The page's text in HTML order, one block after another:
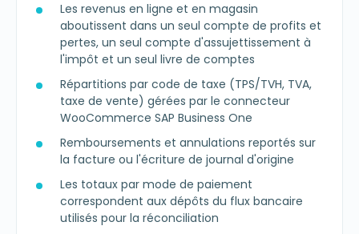
Les revenus en ligne et en magasin
aboutissent dans un seul compte de profits et
pertes, un seul compte d'assujettissement à
l'impôt et un seul livre de comptes
Répartitions par code de taxe (TPS/TVH, TVA,
taxe de vente) gérées par le connecteur
WooCommerce SAP Business One
Remboursements et annulations reportés sur
la facture ou l'écriture de journal d'origine
Les totaux par mode de paiement
correspondent aux dépôts du flux bancaire
utilisés pour la réconciliation